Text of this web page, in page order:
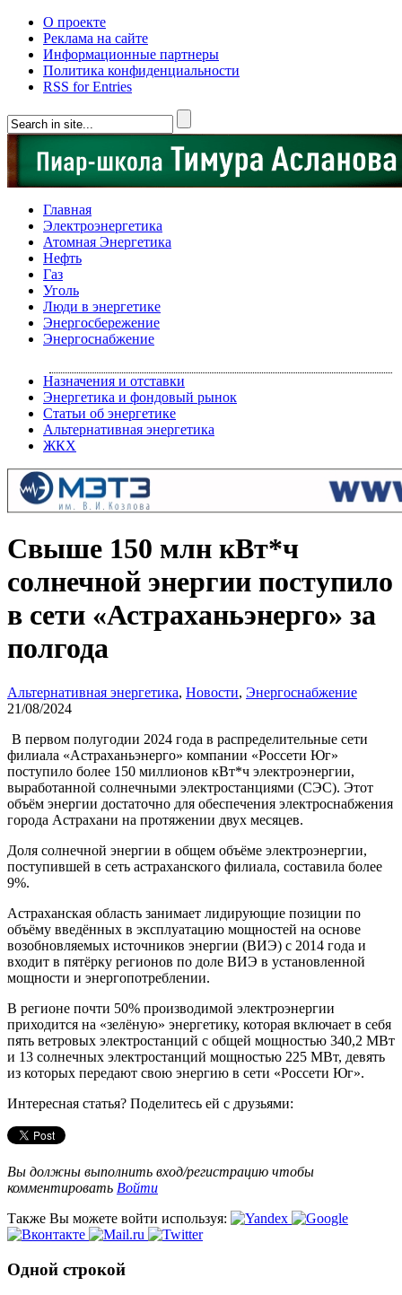
О проекте
Реклама на сайте
Информационные партнеры
Политика конфиденциальности
RSS for Entries
Главная
Электроэнергетика
Атомная Энергетика
Нефть
Газ
Уголь
Люди в энергетике
Энергосбережение
Энергоснабжение
Назначения и отставки
Энергетика и фондовый рынок
Статьи об энергетике
Альтернативная энергетика
ЖКХ
Свыше 150 млн кВт*ч
солнечной энергии поступило
в сети «Астраханьэнерго» за
полгода
Альтернативная энергетика, Новости, Энергоснабжение
21/08/2024
В первом полугодии 2024 года в распределительные сети
филиала «Астраханьэнерго» компании «Россети Юг»
поступило более 150 миллионов кВт*ч электроэнергии,
выработанной солнечными электростанциями (СЭС). Этот
объём энергии достаточно для обеспечения электроснабжения
города Астрахани на протяжении двух месяцев.
Доля солнечной энергии в общем объёме электроэнергии,
поступившей в сеть астраханского филиала, составила более
9%.
Астраханская область занимает лидирующие позиции по
объёму введённых в эксплуатацию мощностей на основе
возобновляемых источников энергии (ВИЭ) с 2014 года и
входит в пятёрку регионов по доле ВИЭ в установленной
мощности и энергопотреблении.
В регионе почти 50% производимой электроэнергии
приходится на «зелёную» энергетику, которая включает в себя
пять ветровых электростанций с общей мощностью 340,2 МВт
и 13 солнечных электростанций мощностью 225 МВт, девять
из которых передают свою энергию в сети «Россети Юг».
Интересная статья? Поделитесь ей с друзьями:
Вы должны выполнить вход/регистрацию чтобы
комментировать Войти
Также Вы можете войти используя:
Одной строкой